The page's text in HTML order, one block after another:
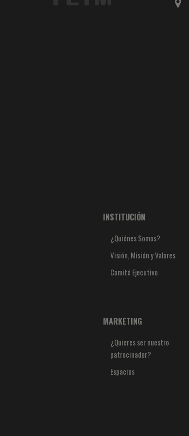
INSTITUCIÓN
¿Quiénes Somos?
Visión, Misión y Valores
Comité Ejecutivo
MARKETING
¿Quieres ser nuestro
patrocinador?
Espacios